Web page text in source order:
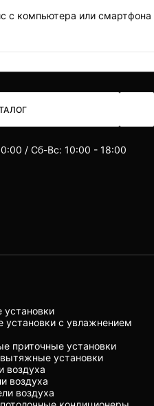
с компьютера или смартфона
/ Сб-Вс: 10:00 - 18:00
установки с увлажнением
приточные установки
установки
воздуха
воздуха
воздуха